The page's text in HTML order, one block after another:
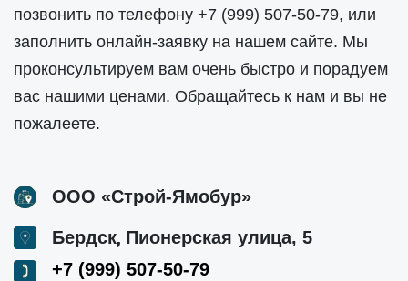
позвонить по телефону +7 (999) 507-50-79, или
заполнить онлайн-заявку на нашем сайте. Мы
проконсультируем вам очень быстро и порадуем
вас нашими ценами. Обращайтесь к нам и вы не
пожалеете.
ООО «Строй-Ямобур»
Бердск, Пионерская улица, 5
+7 (999) 507-50-79